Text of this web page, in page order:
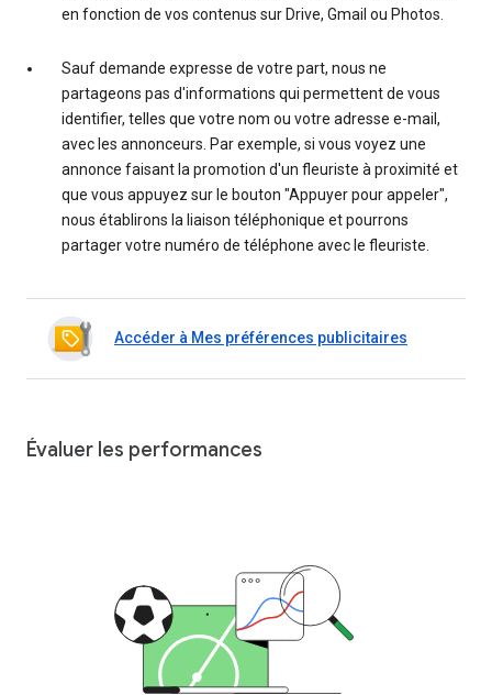
en fonction de vos contenus sur Drive, Gmail ou Photos.
Sauf demande expresse de votre part, nous ne
partageons pas d'informations qui permettent de vous
identifier, telles que votre nom ou votre adresse e-mail,
avec les annonceurs. Par exemple, si vous voyez une
annonce faisant la promotion d'un fleuriste à proximité et
que vous appuyez sur le bouton "Appuyer pour appeler",
nous établirons la liaison téléphonique et pourrons
partager votre numéro de téléphone avec le fleuriste.
Accéder à Mes préférences publicitaires
Évaluer les performances